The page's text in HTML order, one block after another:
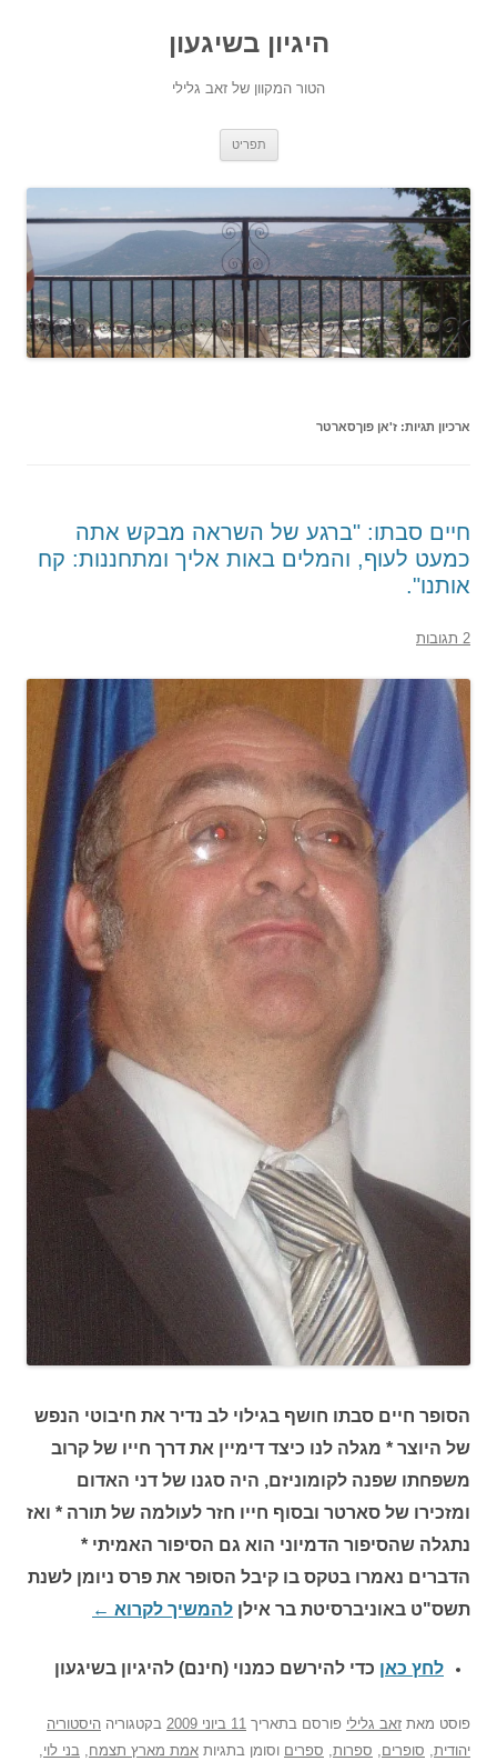
היגיון בשיגעון
הטור המקוון של זאב גלילי
תפריט
ארכיון תגיות: ז'אן פוךסארטר
חיים סבתו: "ברגע של השראה מבקש אתה
כמעט לעוף, והמלים באות אליך ומתחננות: קח
אותנו".
2 תגובות
הסופר חיים סבתו חושף בגילוי לב נדיר את חיבוטי הנפש
של היוצר * מגלה לנו כיצד דימיין את דרך חייו של קרוב
משפחתו שפנה לקומוניזם, היה סגנו של דני האדום
ומזכירו של סארטר ובסוף חייו חזר לעולמה של תורה * ואז
נתגלה שהסיפור הדמיוני הוא גם הסיפור האמיתי *
הדברים נאמרו בטקס בו קיבל הסופר את פרס ניומן לשנת
תשס"ט באוניברסיטת בר אילן להמשיך לקרוא ←
לחץ כאן כדי להירשם כמנוי (חינם) להיגיון בשיגעון
פוסט מאת זאב גלילי פורסם בתאריך 11 ביוני 2009 בקטגוריה היסטוריה
יהודית, סופרים, ספרות, ספרים וסומן בתגיות אמת מארץ תצמח, בני לוי,